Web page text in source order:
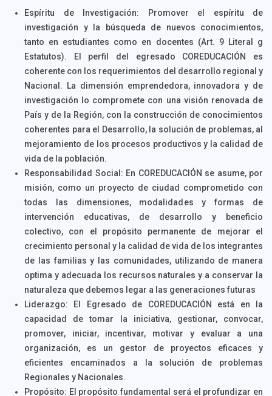
Espíritu de Investigación: Promover el espíritu de
investigación y la búsqueda de nuevos conocimientos,
tanto en estudiantes como en docentes (Art. 9 Literal g
Estatutos). El perfil del egresado COREDUCACIÓN es
coherente con los requerimientos del desarrollo regional y
Nacional. La dimensión emprendedora, innovadora y de
investigación lo compromete con una visión renovada de
País y de la Región, con la construcción de conocimientos
coherentes para el Desarrollo, la solución de problemas, al
mejoramiento de los procesos productivos y la calidad de
vida de la población.
Responsabilidad Social: En COREDUCACIÓN se asume, por
misión, como un proyecto de ciudad comprometido con
todas las dimensiones, modalidades y formas de
intervención educativas, de desarrollo y beneficio
colectivo, con el propósito permanente de mejorar el
crecimiento personal y la calidad de vida de los integrantes
de las familias y las comunidades, utilizando de manera
optima y adecuada los recursos naturales y a conservar la
naturaleza que debemos legar a las generaciones futuras
Liderazgo: El Egresado de COREDUCACIÓN está en la
capacidad de tomar la iniciativa, gestionar, convocar,
promover, iniciar, incentivar, motivar y evaluar a una
organización, es un gestor de proyectos eficaces y
eficientes encaminados a la solución de problemas
Regionales y Nacionales.
Propósito: El propósito fundamental será el profundizar en